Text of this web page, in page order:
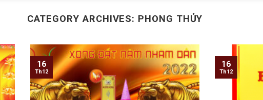
CATEGORY ARCHIVES: PHONG THỦY
16
Th12
16
Th12